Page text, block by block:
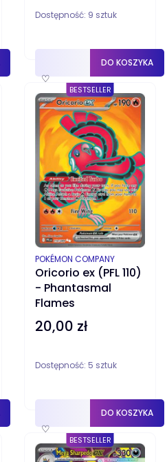
Dostępność: 9 sztuk
♡
DO KOSZYKA
BESTSELLER
Oricorio ex (PFL 110)
- Phantasmal
Flames
PRODUCENT
POKÉMON COMPANY
Cena
20,00 zł
Dostępność: 5 sztuk
♡
DO KOSZYKA
BESTSELLER